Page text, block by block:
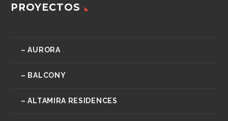
PROYECTOS
– AURORA
– BALCONY
– ALTAMIRA RESIDENCES